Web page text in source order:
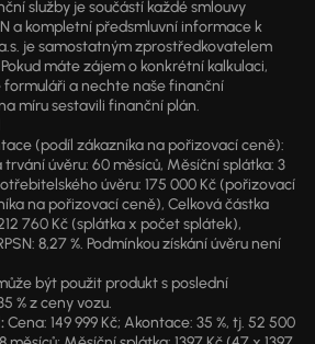
služby je součástí každé smlouvy
a kompletní předsmluvní informace k
je samostatným zprostředkovatelem
máte zájem o konkrétní kalkulaci,
a nechte naše finanční
míru sestavili finanční plán.
(podíl zákazníka na pořizovací ceně):
trvání úvěru: 60 měsíců, Měsíční splátka: 3
úvěru: 175 000 Kč (pořizovací
na pořizovací ceně), Celková částka
760 Kč (splátka x počet splátek),
8,27 %. Podmínkou získání úvěru není
být použit produkt s poslední
% z ceny vozu.
Cena: 149 999 Kč; Akontace: 35 %, tj. 52 500